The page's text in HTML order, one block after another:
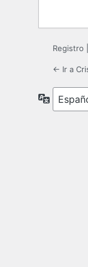
Registro
← Ir a
Idioma